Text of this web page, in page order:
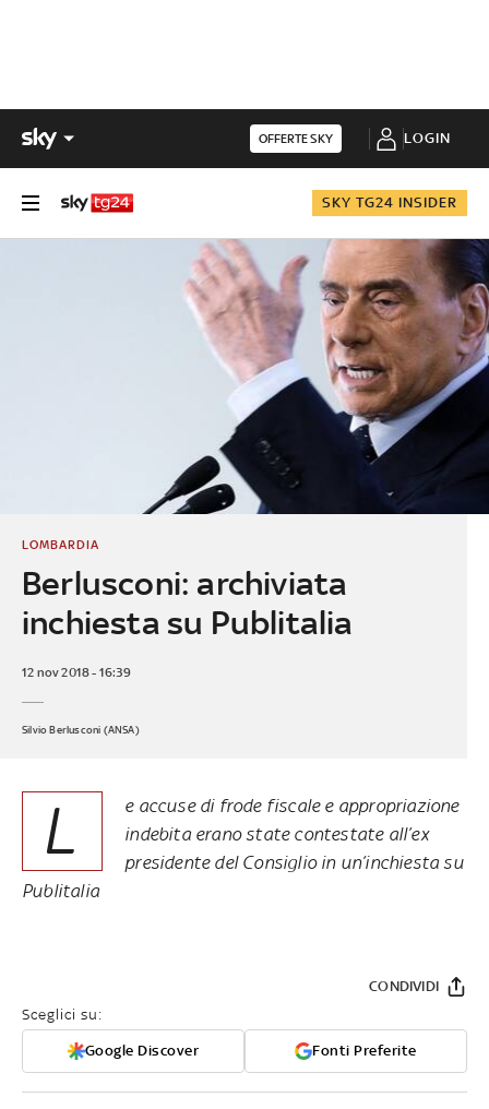
OFFERTE SKY LOGIN
SKY TG24 INSIDER
Berlusconi: archiviata
inchiesta su Publitalia
LOMBARDIA
12 nov 2018 - 16:39
Silvio Berlusconi (ANSA)
L
e accuse di frode fiscale e appropriazione
indebita erano state contestate all’ex
presidente del Consiglio in un’inchiesta su
Publitalia
Sceglici su:
Google Discover Fonti Preferite
CONDIVIDI